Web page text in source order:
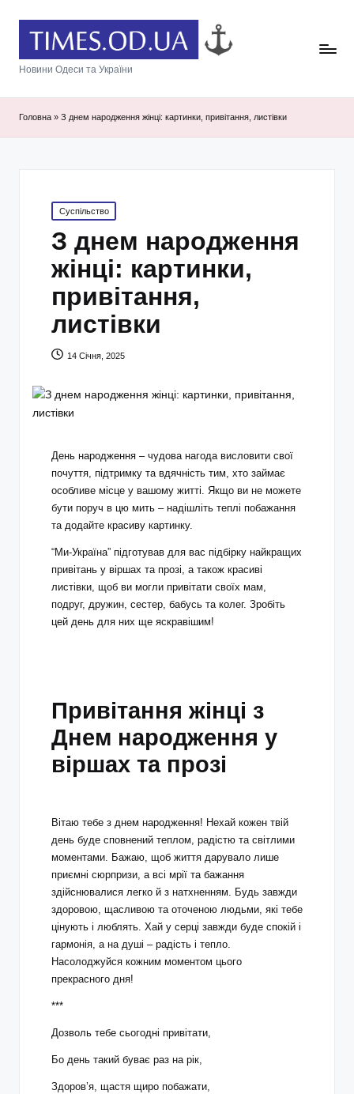
Новини Одеси та України
Головна » З днем народження жінці: картинки, привітання, листівки
Posted
in
Суспільство
З днем народження
жінці: картинки,
привітання,
листівки
14 Січня, 2025
День народження – чудова нагода висловити свої
почуття, підтримку та вдячність тим, хто займає
особливе місце у вашому житті. Якщо ви не можете
бути поруч в цю мить – надішліть теплі побажання
та додайте красиву картинку.
“Ми-Україна” підготував для вас підбірку найкращих
привітань у віршах та прозі, а також красиві
листівки, щоб ви могли привітати своїх мам,
подруг, дружин, сестер, бабусь та колег. Зробіть
цей день для них ще яскравішим!
Привітання жінці з
Днем народження у
віршах та прозі
Вітаю тебе з днем народження! Нехай кожен твій
день буде сповнений теплом, радістю та світлими
моментами. Бажаю, щоб життя дарувало лише
приємні сюрпризи, а всі мрії та бажання
здійснювалися легко й з натхненням. Будь завжди
здоровою, щасливою та оточеною людьми, які тебе
цінують і люблять. Хай у серці завжди буде спокій і
гармонія, а на душі – радість і тепло.
Насолоджуйся кожним моментом цього
прекрасного дня!
***
Дозволь тебе сьогодні привітати,
Бо день такий буває раз на рік,
Здоров’я, щастя щиро побажати,